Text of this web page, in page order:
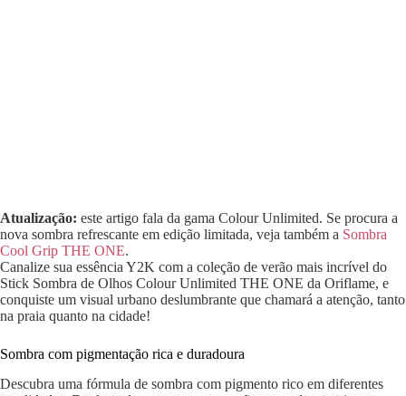
Atualização: este artigo fala da gama Colour Unlimited. Se procura a
nova sombra refrescante em edição limitada, veja também a Sombra
Cool Grip THE ONE.
Canalize sua essência Y2K com a coleção de verão mais incrível do
Stick Sombra de Olhos Colour Unlimited THE ONE da Oriflame, e
conquiste um visual urbano deslumbrante que chamará a atenção, tanto
na praia quanto na cidade!
Sombra com pigmentação rica e duradoura
Descubra uma fórmula de sombra com pigmento rico em diferentes